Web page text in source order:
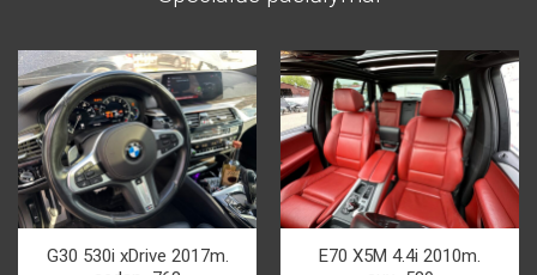
G30 530i xDrive 2017m.
E70 X5M 4.4i 2010m.